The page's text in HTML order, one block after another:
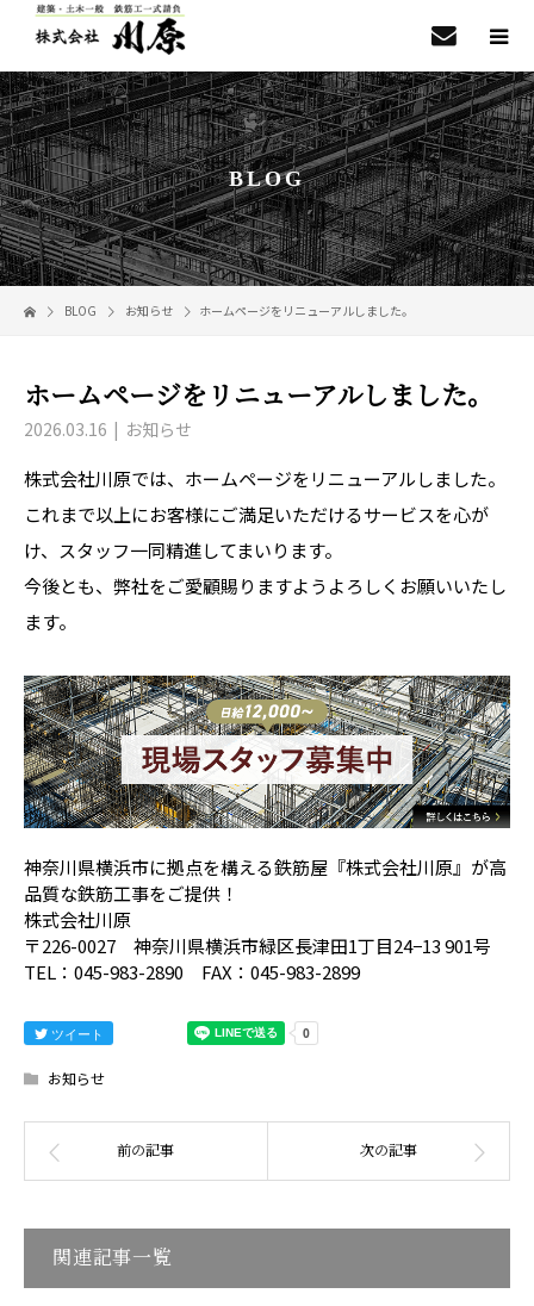
BLOG
BLOG お知らせ ホームページをリニューアルしました。
ホームページをリニューアルしました。
2026.03.16 お知らせ
株式会社川原では、ホームページをリニューアルしました。
これまで以上にお客様にご満足いただけるサービスを心が
け、スタッフ一同精進してまいります。
今後とも、弊社をご愛顧賜りますようよろしくお願いいたし
ます。
神奈川県横浜市に拠点を構える鉄筋屋『株式会社川原』が高
品質な鉄筋工事をご提供！
株式会社川原
〒226-0027 神奈川県横浜市緑区長津田1丁目24−13 901号
TEL：045-983-2890 FAX：045-983-2899
ツイート
お知らせ
関連記事一覧